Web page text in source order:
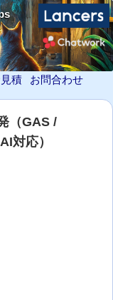
積 お問合わせ
（GAS /
対応）